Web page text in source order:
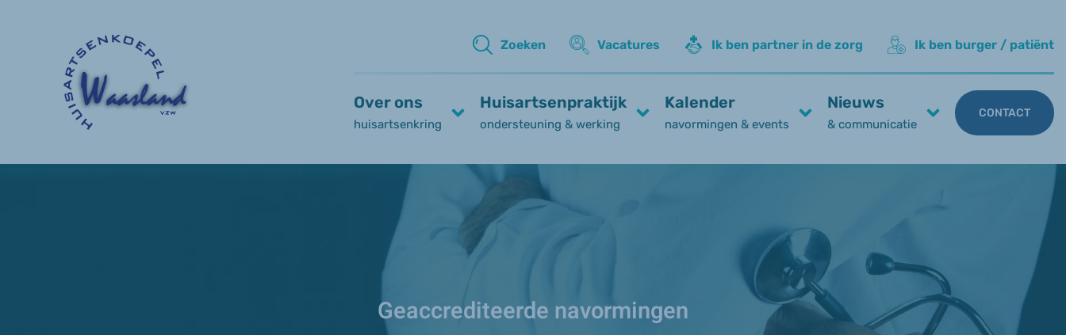
CONTACT
Over ons
huisartsenkring
Huisartsenpraktijk
ondersteuning & werking
Kalender
navormingen & events
Nieuws
& communicatie
Zoeken Vacatures Ik ben partner in de zorg Ik ben burger / patiënt
Geaccrediteerde navormingen